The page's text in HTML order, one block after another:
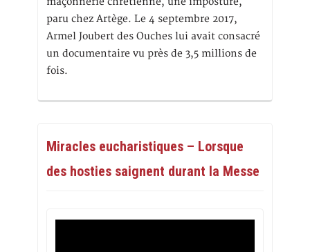
paru chez Artège. Le 4 septembre 2017,
Armel Joubert des Ouches lui avait consacré
un documentaire vu près de 3,5 millions de
fois.
Miracles eucharistiques – Lorsque
des hosties saignent durant la Messe